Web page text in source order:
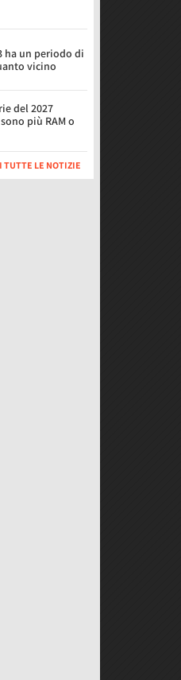
ha un periodo di
vicino
del 2027
più RAM o
TUTTE LE NOTIZIE